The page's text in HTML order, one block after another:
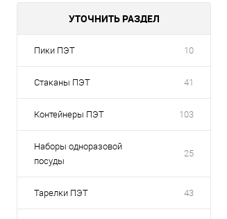
УТОЧНИТЬ РАЗДЕЛ
Пики ПЭТ 10
Стаканы ПЭТ 41
Контейнеры ПЭТ 103
Наборы одноразовой
посуды
25
Тарелки ПЭТ 43